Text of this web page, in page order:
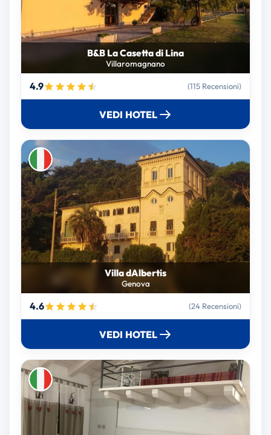
B&B La Casetta di Lina
Villaromagnano
4.9 (115 Recensioni)
VEDI HOTEL
Villa dAlbertis
Genova
4.6 (24 Recensioni)
VEDI HOTEL